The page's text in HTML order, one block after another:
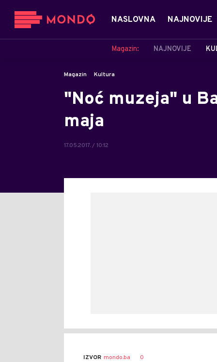
NASLOVNA NAJNOVIJE
Magazin: NAJNOVIJE
Magazin Kultura
"Noć muzeja" u
maja
17.05.2017. / 10:12
IZVOR mondo.ba 0